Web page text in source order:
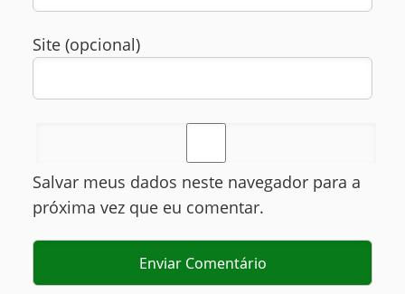
Site (opcional)
Salvar meus dados neste navegador para a
próxima vez que eu comentar.